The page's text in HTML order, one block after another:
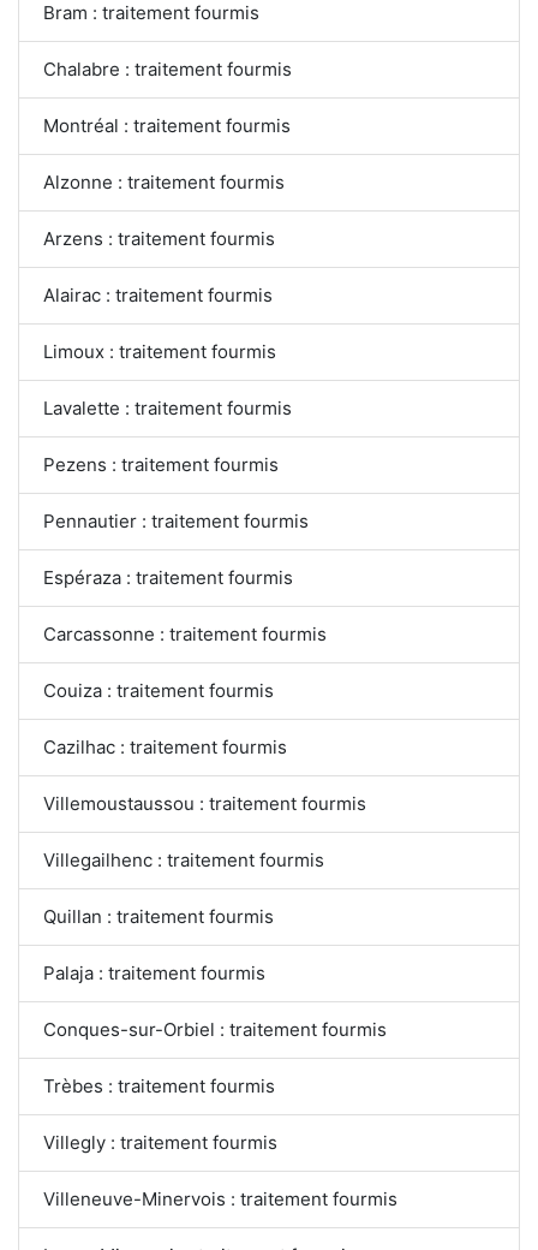
Bram : traitement fourmis
Chalabre : traitement fourmis
Montréal : traitement fourmis
Alzonne : traitement fourmis
Arzens : traitement fourmis
Alairac : traitement fourmis
Limoux : traitement fourmis
Lavalette : traitement fourmis
Pezens : traitement fourmis
Pennautier : traitement fourmis
Espéraza : traitement fourmis
Carcassonne : traitement fourmis
Couiza : traitement fourmis
Cazilhac : traitement fourmis
Villemoustaussou : traitement fourmis
Villegailhenc : traitement fourmis
Quillan : traitement fourmis
Palaja : traitement fourmis
Conques-sur-Orbiel : traitement fourmis
Trèbes : traitement fourmis
Villegly : traitement fourmis
Villeneuve-Minervois : traitement fourmis